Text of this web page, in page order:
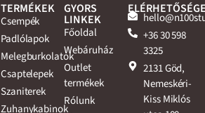
TERMÉKEK
Csempék
Padlólapok
Melegburkolatok
Csaptelepek
Szaniterek
Zuhanykabinok
GYORS
LINKEK
Főoldal
Webáruház
Outlet
termékek
Rólunk
+36 30 598
3325
2131 Göd,
Nemeskéri-
Kiss Miklós